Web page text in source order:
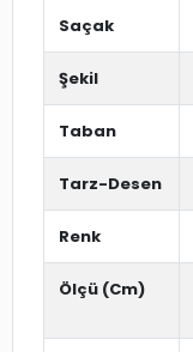
Saçak
Şekil
Taban
Tarz-Desen
Renk
Ölçü (Cm)